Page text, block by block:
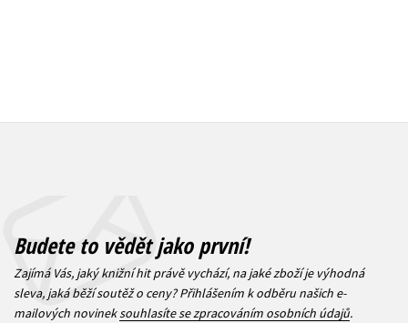
Budete to vědět jako první!
Zajímá Vás, jaký knižní hit právě vychází, na jaké zboží je výhodná
sleva, jaká běží soutěž o ceny? Přihlášením k odběru našich e-
mailových novineksouhlasíte se zpracováním osobních údajů.